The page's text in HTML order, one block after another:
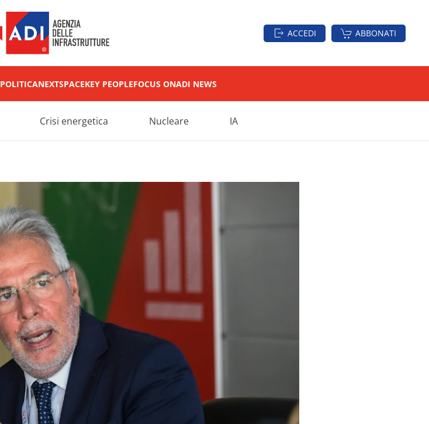
ACCEDI ABBONATI
POLITICANEXTSPACEKEY PEOPLEFOCUS ONADI NEWS
Crisi energetica Nucleare IA